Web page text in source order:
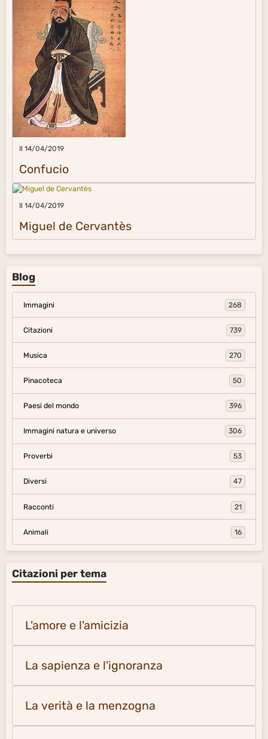
Il 14/04/2019
Confucio
Il 14/04/2019
Miguel de Cervantès
Blog
Immagini 268
Citazioni 739
Musica 270
Pinacoteca 50
Paesi del mondo 396
Immagini natura e universo 306
Proverbi 53
Diversi 47
Racconti 21
Animali 16
Citazioni per tema
L'amore e l'amicizia
La sapienza e l'ignoranza
La verità e la menzogna